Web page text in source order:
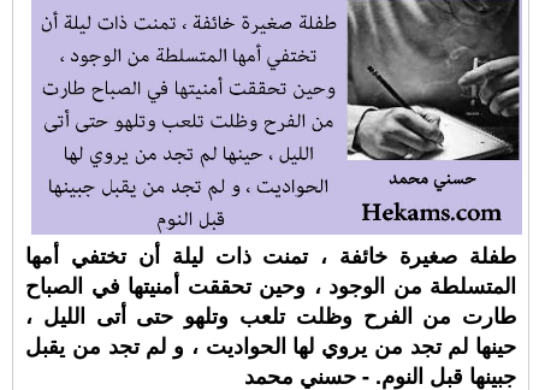
طفلة صغيرة خائفة ، تمنت ذات ليلة أن تختفي أمها
المتسلطة من الوجود ، وحين تحققت أمنيتها في الصباح
طارت من الفرح وظلت تلعب وتلهو حتى أتى الليل ،
حينها لم تجد من يروي لها الحواديت ، و لم تجد من يقبل
جبينها قبل النوم. - حسني محمد